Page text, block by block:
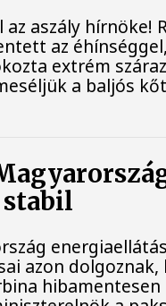
aszály hírnöke!
az
extrém
a baljós
stabil
azon dolgoznak,
hibamentesen